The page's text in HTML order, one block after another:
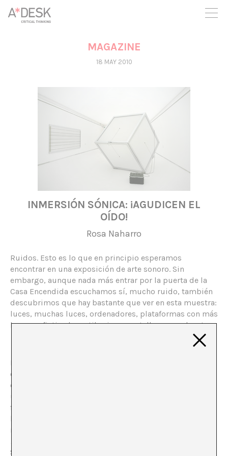
you believe in A*DESK, we need your backing to be able to
continue. You can now participate in the project by supporting
it. You can choose how much you want to contribute to the
You can decide how much you want to bring to the project.
MAGAZINE
18 MAY 2010
INMERSIÓN SÓNICA: ¡AGUDICEN EL
OÍDO!
Rosa Naharro
Ruidos. Esto es lo que en principio esperamos
encontrar en una exposición de arte sonoro. Sin
embargo, aunque nada más entrar por la puerta de la
Casa Encendida escuchamos sí, mucho ruido, también
descubrimos que hay bastante que ver en esta muestra:
luces, muchas luces, ordenadores, plataformas con más
luces, sofisticados artilugios y pantallas parpadeantes.
La Casa Encendida en Madrid, siempre tan proclive a lo
experimental, expone una muestra dedicada en
exclusiva al arte sonoro. Una disciplina que en los
últimos años ha estado muy presente a través de
festivales, como In Sonora o Sonar, aunque son pocas
las instituciones en España que se han arriesgado a
realizar una exposición monográfica sobre el tema.
Sofía (2009) y las más recientes, la de John Cage